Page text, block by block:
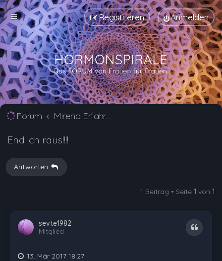
Anmelden
Registrieren
Forum Mirena Erfahrungsberichte und Nebenwirkungen
Endlich raus!!!!
Antworten
1 Beitrag • Seite 1 von 1
sevte1982
Mitglied
Zitat
13. Mär 2017 18:27